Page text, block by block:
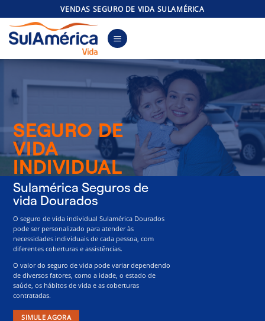
to
content
VENDAS SEGURO DE VIDA SULAMÉRICA
SEGURO DE
VIDA
INDIVIDUAL
Sulamérica Seguros de
vida Dourados
O seguro de vida individual Sulamérica Dourados
pode ser personalizado para atender às
necessidades individuais de cada pessoa, com
diferentes coberturas e assistências.
O valor do seguro de vida pode variar dependendo
de diversos fatores, como a idade, o estado de
saúde, os hábitos de vida e as coberturas
contratadas.
SIMULE AGORA